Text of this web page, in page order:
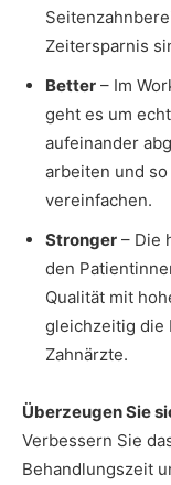
Zeitersparnis
Better – Im
geht es um
aufeinander
arbeiten und
vereinfachen.
Stronger – Die
den
Qualität mit
gleichzeitig die
Zahnärzte.
Überzeugen Sie
Verbessern Sie
Behandlungszeit